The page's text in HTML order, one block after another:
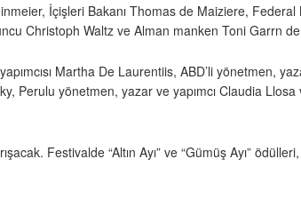
İçişleri Bakanı Thomas de Maiziere, Federal
Christoph Waltz ve Alman manken Toni Garrn de
Martha De Laurentiis, ABD’li yönetmen,
Perulu yönetmen, yazar ve yapımcı Claudia
Festivalde “Altın Ayı” ve “Gümüş Ayı”